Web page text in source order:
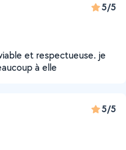
5/5
et respectueuse. je
à elle
5/5